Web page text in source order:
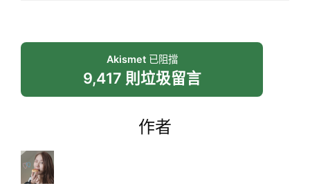
Akismet已阻擋
9,417 則垃圾留言
作者